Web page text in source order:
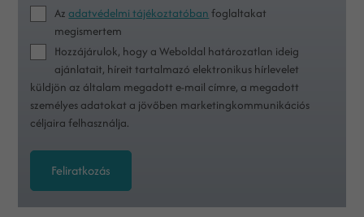
Azadatvédelmi tájékoztatóban foglaltakat
megismertem
Hozzájárulok, hogy a Weboldal határozatlan ideig
ajánlatait, híreit tartalmazó elektronikus hírlevelet
küldjön az általam megadott e-mail címre, a megadott
személyes adatokat a jövőben marketingkommunikációs
céljaira felhasználja.
Feliratkozás